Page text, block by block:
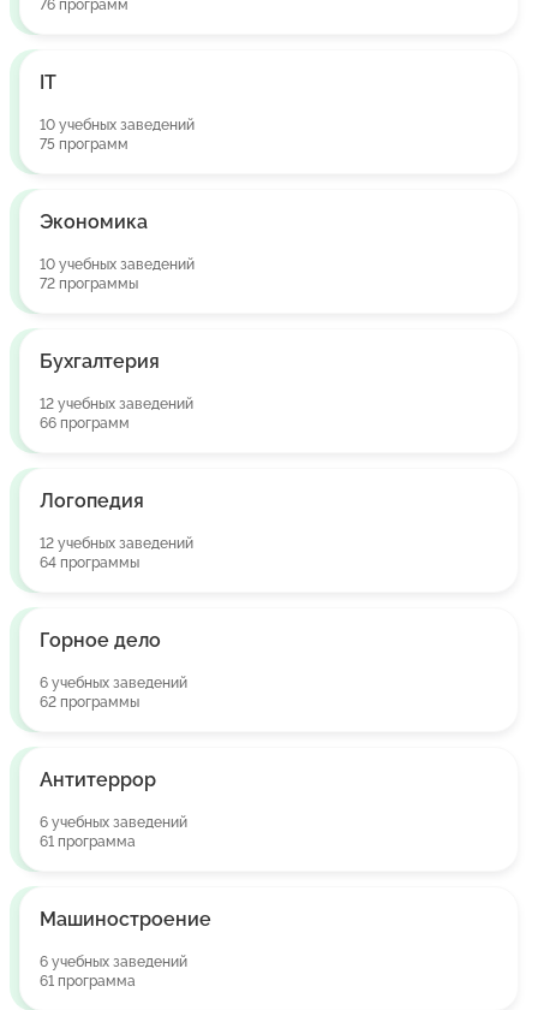
76 программ
IT
10 учебных заведений
75 программ
Экономика
10 учебных заведений
72 программы
Бухгалтерия
12 учебных заведений
66 программ
Логопедия
12 учебных заведений
64 программы
Горное дело
6 учебных заведений
62 программы
Антитеррор
6 учебных заведений
61 программа
Машиностроение
6 учебных заведений
61 программа